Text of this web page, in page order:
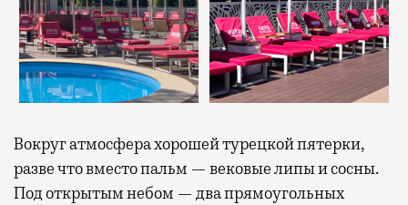
Вокруг атмосфера хорошей турецкой пятерки,
разве что вместо пальм — вековые липы и сосны.
Под открытым небом — два прямоугольных